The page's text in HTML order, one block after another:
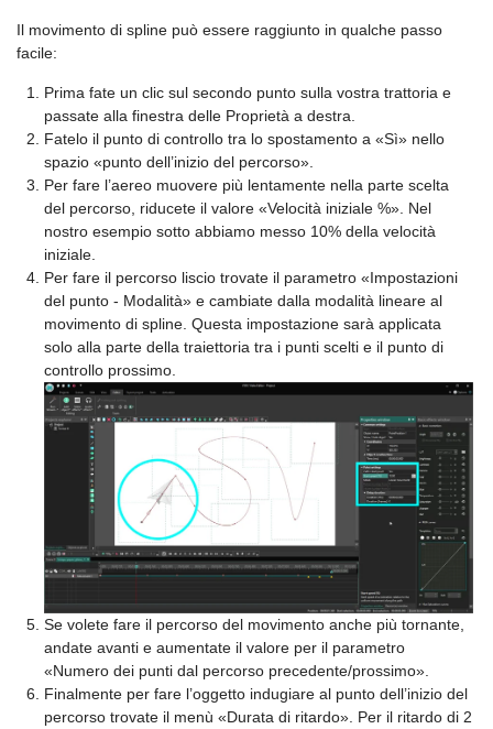
Il movimento di spline può essere raggiunto in qualche passo
facile:
Prima fate un clic sul secondo punto sulla vostra trattoria e
passate alla finestra delle Proprietà a destra.
Fatelo il punto di controllo tra lo spostamento a «Sì» nello
spazio «punto dell’inizio del percorso».
Per fare l’aereo muovere più lentamente nella parte scelta
del percorso, riducete il valore «Velocità iniziale %». Nel
nostro esempio sotto abbiamo messo 10% della velocità
iniziale.
Per fare il percorso liscio trovate il parametro «Impostazioni
del punto - Modalità» e cambiate dalla modalità lineare al
movimento di spline. Questa impostazione sarà applicata
solo alla parte della traiettoria tra i punti scelti e il punto di
controllo prossimo.
Se volete fare il percorso del movimento anche più tornante,
andate avanti e aumentate il valore per il parametro
«Numero dei punti dal percorso precedente/prossimo».
Finalmente per fare l’oggetto indugiare al punto dell’inizio del
percorso trovate il menù «Durata di ritardo». Per il ritardo di 2